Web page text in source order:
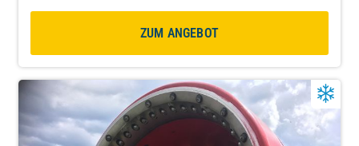
ZUM ANGEBOT